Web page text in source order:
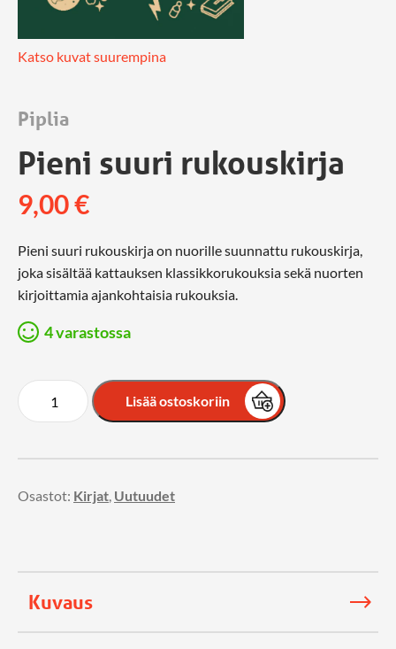
Katso kuvat suurempina
Piplia
Pieni suuri rukouskirja
9,00€
Pieni suuri rukouskirja on nuorille suunnattu rukouskirja,
joka sisältää kattauksen klassikkorukouksia sekä nuorten
kirjoittamia ajankohtaisia rukouksia.
4 varastossa
Lisää ostoskoriin
Osastot: Kirjat, Uutuudet
Kuvaus